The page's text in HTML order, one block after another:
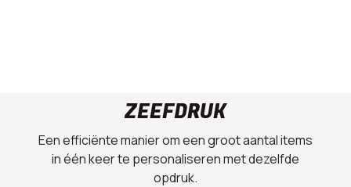
ZEEFDRUK
Een efficiënte manier om een groot aantal items
in één keer te personaliseren met dezelfde
opdruk.